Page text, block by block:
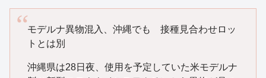
モデルナ異物混入、沖縄でも 接種見合わせロッ
トとは別
沖縄県は28日夜、使用を予定していた米モデルナ